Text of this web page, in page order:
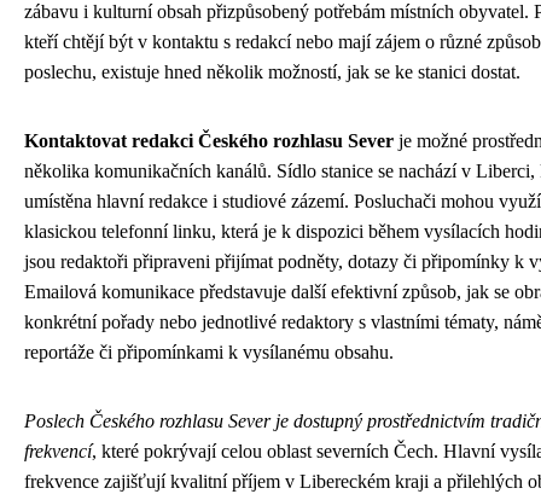
zábavu i kulturní obsah přizpůsobený potřebám místních obyvatel.
kteří chtějí být v kontaktu s redakcí nebo mají zájem o různé
poslechu, existuje hned několik možností, jak se ke stanici dostat.
Kontaktovat redakci Českého rozhlasu Sever je možné
několika komunikačních kanálů. Sídlo stanice se nachází v Liberci,
umístěna hlavní redakce i studiové zázemí. Posluchači mohou
klasickou telefonní linku, která je k dispozici během vysílacích
jsou redaktoři připraveni přijímat podněty, dotazy či připomínky k
Emailová komunikace představuje další efektivní způsob, jak se
konkrétní pořady nebo jednotlivé redaktory s vlastními tématy,
reportáže či připomínkami k vysílanému obsahu.
Poslech Českého rozhlasu Sever je dostupný prostřednictvím
frekvencí, které pokrývají celou oblast severních Čech. Hlavní
frekvence zajišťují kvalitní příjem v Libereckém kraji a přilehlých